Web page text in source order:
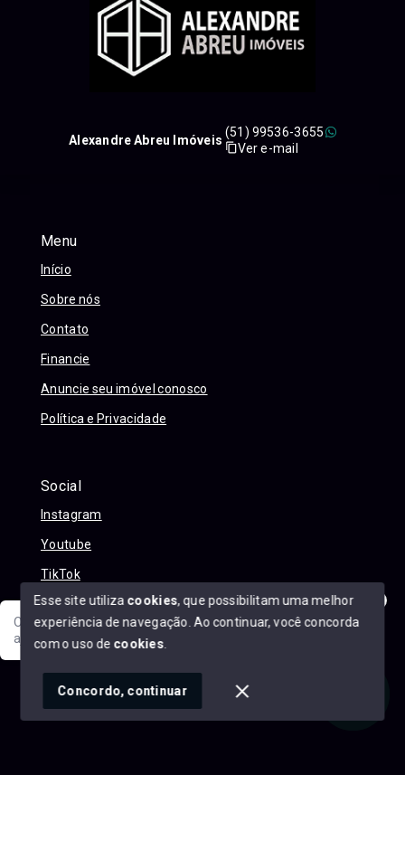
Olá! Sua jornada ao novo imóvel começa aqui. Como posso
ajudar?
Menu
Início
Sobre nós
Contato
Financie
Anuncie seu imóvel conosco
Política e Privacidade
Social
Instagram
Youtube
TikTok
© Copyright 2026 - Alexandre Abreu Imóveis - Todos os
SITE PARA IMOBILIARIA
Alexandre Abreu Imóveis
(51) 99536-3655
Ver e-mail
Esse site utiliza cookies, que possibilitam uma melhor
experiência de navegação. Ao continuar, você concorda
com o uso de cookies
Concordo, continuar